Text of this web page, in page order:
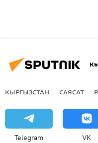
КЫРГЫЗСТАН САЯСАТ
Telegram VK